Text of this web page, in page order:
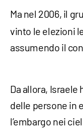
Ma nel 2006, il
vinto le elezioni
assumendo il
Da allora,
delle persone in
l’embargo nei